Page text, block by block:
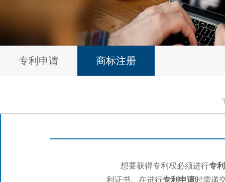
专利申请 商标注册
想要获得专利权必须进行专
利证书。在进行专利申请时需递